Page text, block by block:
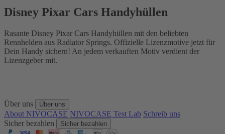
Disney Pixar Cars Handyhüllen
Rasante Disney Pixar Cars Handyhüllen mit den beliebten
Rennhelden aus Radiator Springs. Offizielle Lizenzmotive jetzt für
Dein Handy sichern! An jedem verkauften Motiv verdient der
Lizenzgeber mit.
Über uns Über uns
About NIVOCASE NIVOCASE Test Lab Schreib uns
Sicher bezahlen
Sicher bezahlen